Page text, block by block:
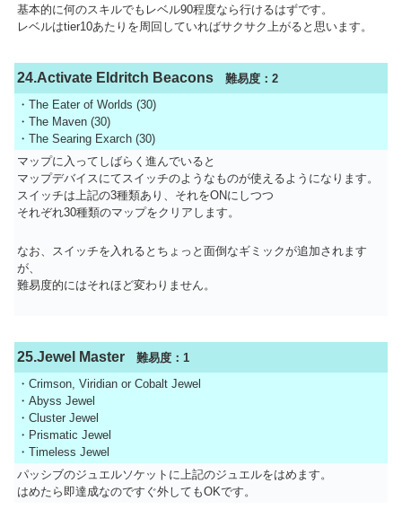
基本的に何のスキルでもレベル90程度なら行けるはずです。
レベルはtier10あたりを周回していればサクサク上がると思います。
24.Activate Eldritch Beacons 難易度：2
・The Eater of Worlds (30)
・The Maven (30)
・The Searing Exarch (30)
マップに入ってしばらく進んでいると
マップデバイスにてスイッチのようなものが使えるようになります。
スイッチは上記の3種類あり、それをONにしつつ
それぞれ30種類のマップをクリアします。
なお、スイッチを入れるとちょっと面倒なギミックが追加されます
が、
難易度的にはそれほど変わりません。
25.Jewel Master 難易度：1
・Crimson, Viridian or Cobalt Jewel
・Abyss Jewel
・Cluster Jewel
・Prismatic Jewel
・Timeless Jewel
パッシブのジュエルソケットに上記のジュエルをはめます。
はめたら即達成なのですぐ外してもOKです。